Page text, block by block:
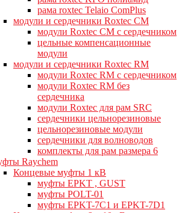
рама roxtec Telaio ComPlus
модули и сердечники Roxtec CM
модули Roxtec CM с сердечником
цельные компенсационные
модули
модули и сердечники Roxtec RM
модули Roxtec RM с сердечником
модули Roxtec RM без
сердечника
модули Roxtec для рам SRC
сердечники цельнорезиновые
цельнорезиновые модули
сердечники для волноводов
комплекты для рам размера 6
Raychem
Концевые муфты 1 кВ
муфты EPKT , GUST
муфты POLT-01
муфты EPKT-7C1 и EPKT-7D1